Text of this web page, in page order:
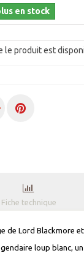
en stock
le produit est
Fiche technique
de Lord Blackmore
loup blanc,